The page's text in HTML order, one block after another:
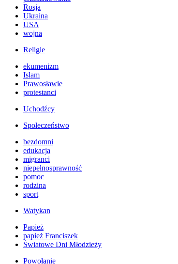
Rosja
Ukraina
USA
wojna
Religie
ekumenizm
Islam
Prawosławie
protestanci
Uchodźcy
Społeczeństwo
bezdomni
edukacja
migranci
niepełnosprawność
pomoc
rodzina
sport
Watykan
Papież
papież Franciszek
Światowe Dni Młodzieży
Powołanie